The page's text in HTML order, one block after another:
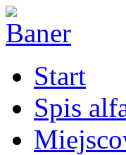
Start
Spis